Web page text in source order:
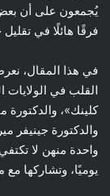
يُجمعون على أن
فرقًا هائلًا في
القلب في الولايات
كلينك»،
والدكتورة جينيفر
واحدة منهن لا
يوميًا، وتشاركها مع